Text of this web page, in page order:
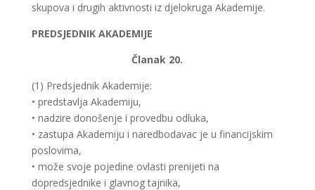
skupova i drugih aktivnosti iz djelokruga Akademije.
PREDSJEDNIK AKADEMIJE
Članak 20.
(1) Predsjednik Akademije:
• predstavlja Akademiju,
• nadzire donošenje i provedbu odluka,
• zastupa Akademiju i naredbodavac je u financijskim
poslovima,
• može svoje pojedine ovlasti prenijeti na
dopredsjednike i glavnog tajnika,